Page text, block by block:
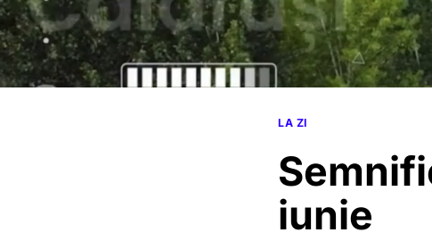
LA ZI
iunie